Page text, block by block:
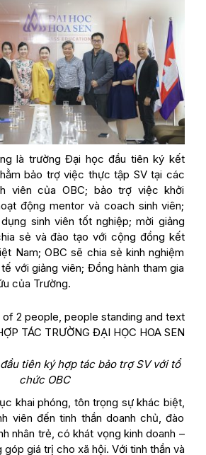
là trường Đại học đầu tiên ký kết
bảo trợ việc thực tập SV tại các
viên của OBC; bảo trợ việc khởi
động mentor và coach sinh viên;
sinh viên tốt nghiệp; mời giảng
sẻ và đào tạo với cộng đồng kết
Nam; OBC sẽ chia sẻ kinh nghiệm
với giảng viên; Đồng hành tham gia
của Trường.
tiên ký hợp tác bảo trợ SV với tổ
chức OBC
khai phóng, tôn trọng sự khác biệt,
viên đến tinh thần doanh chủ, đào
nhân trẻ, có khát vọng kinh doanh –
góp giá trị cho xã hội. Với tinh thần và